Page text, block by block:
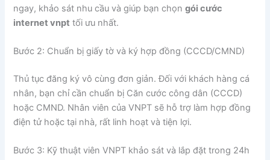
ngay, khảo sát nhu cầu và giúp bạn chọngói cước
internet vnpt tối ưu nhất.
Bước 2: Chuẩn bị giấy tờ và ký hợp đồng (CCCD/CMND)
Thủ tục đăng ký vô cùng đơn giản. Đối với khách hàng cá
nhân, bạn chỉ cần chuẩn bị Căn cước công dân (CCCD)
hoặc CMND. Nhân viên của VNPT sẽ hỗ trợ làm hợp đồng
điện tử hoặc tại nhà, rất linh hoạt và tiện lợi.
Bước 3: Kỹ thuật viên VNPT khảo sát và lắp đặt trong 24h